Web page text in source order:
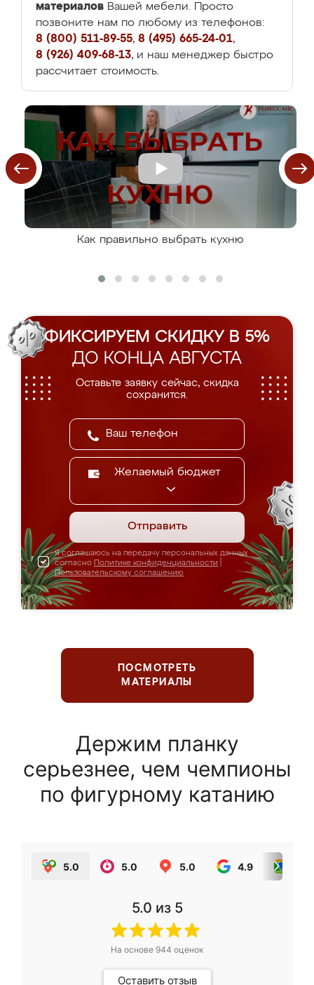
материалов Вашей мебели. Просто
позвоните нам по любому из телефонов:
8 (800) 511-89-55, 8 (495) 665-24-01,
8 (926) 409-68-13, и наш менеджер быстро
рассчитает стоимость.
Как правильно выбрать кухню
ФИКСИРУЕМ СКИДКУ В 5%
ДО КОНЦА АВГУСТА
Оставьте заявку сейчас, скидка
сохранится.
Желаемый бюджет
Отправить
Я соглашаюсь на передачу персональных данных
согласно Политике конфиденциальности
Пользовательскому соглашению
ПОСМОТРЕТЬ
МАТЕРИАЛЫ
Держим планку
серьезнее, чем чемпионы
по фигурному катанию
5.0 5.0 5.0 4.9
5.0 из 5
На основе 944 оценок
Оставить отзыв